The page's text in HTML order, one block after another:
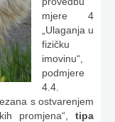
mjere 4
„Ulaganja u
fizičku
imovinu“,
podmjere
4.4.
s ostvarenjem
promjena“, tipa